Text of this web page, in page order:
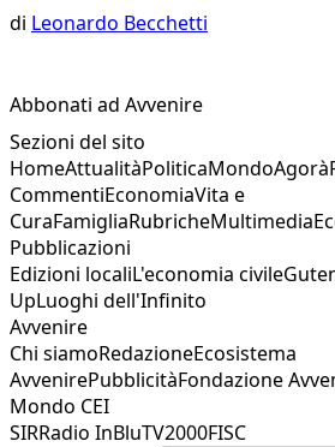
di Leonardo Becchetti
Abbonati ad Avvenire
Sezioni del sito
HomeAttualitàPoliticaMondoAgorà
CommentiEconomiaVita e
CuraFamigliaRubricheMultimedia
Pubblicazioni
Edizioni localiL'economia civile
UpLuoghi dell'Infinito
Avvenire
Chi siamoRedazioneEcosistema
AvvenirePubblicitàFondazione
Mondo CEI
SIRRadio InBluTV2000FISC